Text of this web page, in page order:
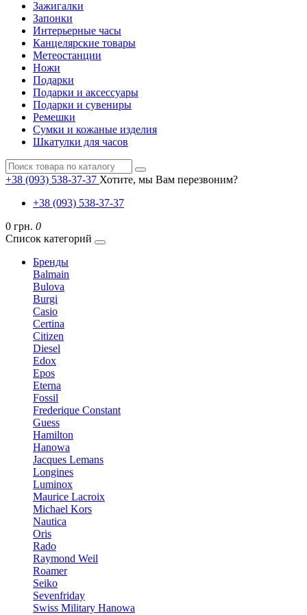
Зажигалки
Запонки
Интерьерные часы
Канцелярские товары
Метеостанции
Ножи
Подарки
Подарки и аксессуары
Подарки и сувениры
Ремешки
Сумки и кожаные изделия
Шкатулки для часов
+38 (093) 538-37-37 Хотите, мы Вам перезвоним?
+38 (093) 538-37-37
0 грн. 0
Список категорий
Бренды
Balmain
Bulova
Burgi
Casio
Certina
Citizen
Diesel
Edox
Epos
Eterna
Fossil
Frederique Constant
Guess
Hamilton
Hanowa
Jacques Lemans
Longines
Luminox
Maurice Lacroix
Michael Kors
Nautica
Oris
Rado
Raymond Weil
Roamer
Seiko
Sevenfriday
Swiss Military Hanowa